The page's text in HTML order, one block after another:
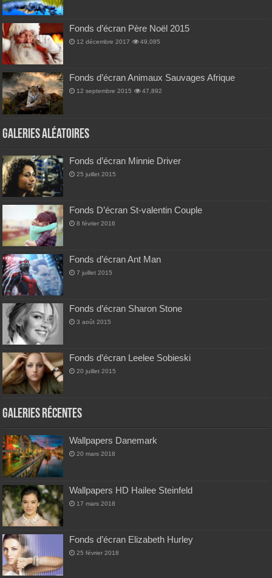
Fonds d’écran Père Noël 2015
12 décembre 2017 49,085
Fonds d’écran Animaux Sauvages Afrique
12 septembre 2015 47,892
Galeries Aléatoires
Fonds d’écran Minnie Driver
25 juillet 2015
Fonds D’écran St-valentin Couple
8 février 2016
Fonds d’écran Ant Man
7 juillet 2015
Fonds d’écran Sharon Stone
3 août 2015
Fonds d’écran Leelee Sobieski
20 juillet 2015
Galeries Récentes
Wallpapers Danemark
20 mars 2018
Wallpapers HD Hailee Steinfeld
17 mars 2018
Fonds d’écran Elizabeth Hurley
25 février 2018